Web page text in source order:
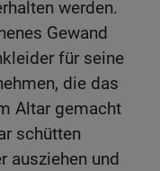
werden.
Gewand
für seine
die das
Altar gemacht
schütten
ausziehen und